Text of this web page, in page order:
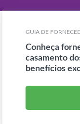
GUIA DE
Conheça
casamento
benefícios